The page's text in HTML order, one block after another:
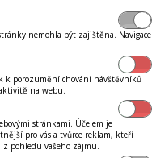
nemohla být zajištěna. Navigace
k porozumění chování návštěvníků
na webu.
stránkami. Účelem je
pro vás a tvůrce reklam, kteří
pohledu vašeho zájmu.